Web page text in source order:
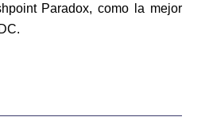
Paradox, como la mejor